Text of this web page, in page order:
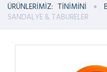
ÜRÜNLERİMİZ: TİNİMİNİ
SANDALYE & TABURELER